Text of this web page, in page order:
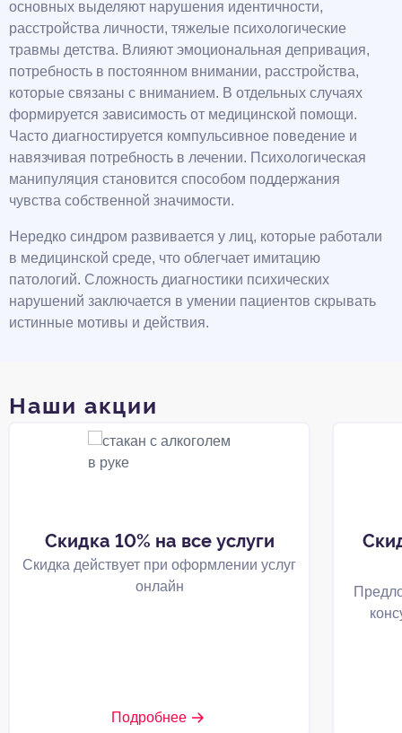
основных выделяют нарушения идентичности,
расстройства личности, тяжелые психологические
травмы детства. Влияют эмоциональная депривация,
потребность в постоянном внимании, расстройства,
которые связаны с вниманием. В отдельных случаях
формируется зависимость от медицинской помощи.
Часто диагностируется компульсивное поведение и
навязчивая потребность в лечении. Психологическая
манипуляция становится способом поддержания
чувства собственной значимости.
Нередко синдром развивается у лиц, которые работали
в медицинской среде, что облегчает имитацию
патологий. Сложность диагностики психических
нарушений заключается в умении пациентов скрывать
истинные мотивы и действия.
Наши акции
Скидка 10% на все услуги
Скидка действует при оформлении услуг
онлайн
Подробнее